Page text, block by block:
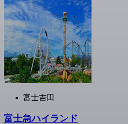
富士吉田
富士急ハイランド